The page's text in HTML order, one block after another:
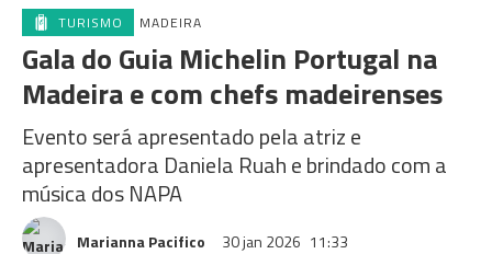
TURISMO MADEIRA
Gala do Guia Michelin Portugal na
Madeira e com chefs madeirenses
Evento será apresentado pela atriz e
apresentadora Daniela Ruah e brindado com a
música dos NAPA
Marianna Pacifico 30 jan 2026 11:33